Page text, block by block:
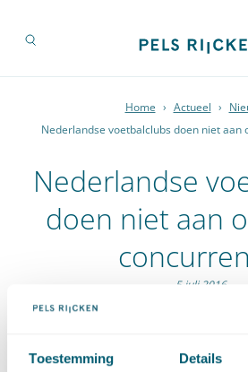
Toestemming Details
Home › Actueel ›
Nederlandse voetbalclubs doen niet aan
Nederlandse
doen niet aan
5 juli 2016
Volgens onderzoek van de Europese
oneerlijke concurrentie. Spaanse